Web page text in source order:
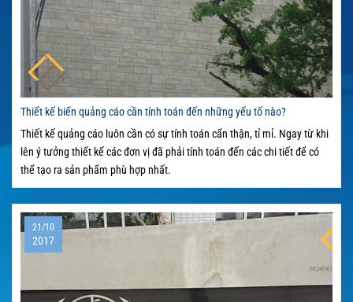
Thiết kế biển quảng cáo cần tính toán đến những yếu tố nào?
Thiết kế quảng cáo luôn cần có sự tính toán cẩn thận, tỉ mỉ. Ngay từ khi
lên ý tưởng thiết kế các đơn vị đã phải tính toán đến các chi tiết để có
thể tạo ra sản phẩm phù hợp nhất.
21/10
2017